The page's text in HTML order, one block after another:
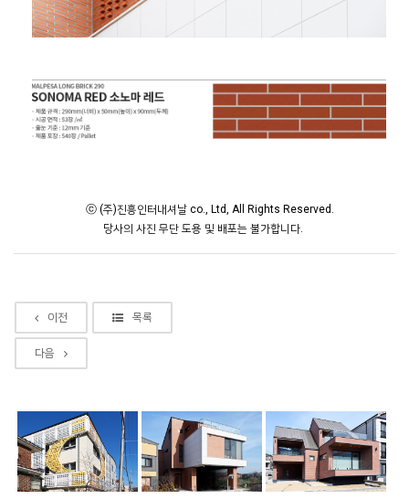
ⓒ (주)진흥인터내셔날 co., Ltd, All Rights Reserved.
당사의 사진 무단 도용 및 배포는 불가합니다.
이전 목록
다음